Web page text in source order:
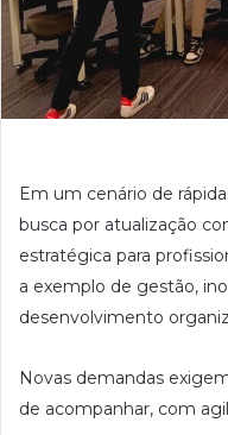
Em um cenário de
busca por atualização
estratégica para
a exemplo de gestão,
desenvolvimento
Novas demandas
de acompanhar, com